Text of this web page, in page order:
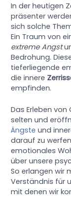
In der heutigen
präsenter
sich solche
Ein Traum von
extreme Angst
Bedrohung.
tieferliegende
die innere
empfinden.
Das Erleben
selten und
Ängste und
darauf zu
emotionales
über unsere
So erlangen wir
Verständnis für
mit denen wir